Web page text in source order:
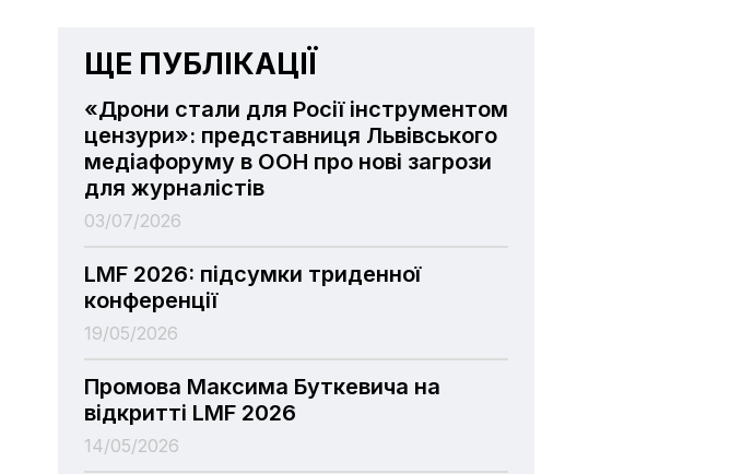
ЩЕ ПУБЛІКАЦІЇ
«Дрони стали для Росії інструментом
цензури»: представниця Львівського
медіафоруму в ООН про нові загрози
для журналістів
03/07/2026
LMF 2026: підсумки триденної
конференції
19/05/2026
Промова Максима Буткевича на
відкритті LMF 2026
14/05/2026